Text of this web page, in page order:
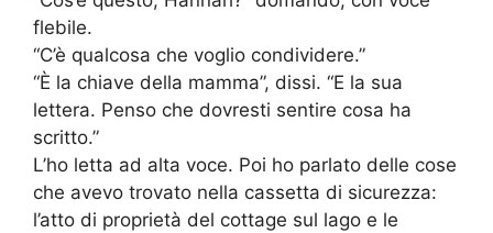
flebile.
“C’è qualcosa che voglio condividere.”
“È la chiave della mamma”, dissi. “E la sua
lettera. Penso che dovresti sentire cosa ha
scritto.”
L’ho letta ad alta voce. Poi ho parlato delle cose
che avevo trovato nella cassetta di sicurezza:
l’atto di proprietà del cottage sul lago e le